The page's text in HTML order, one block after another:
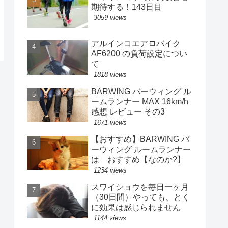
期待する！143日目
3059 views
アルインコエアロバイク
AF6200 の負荷設定につい
て
1818 views
BARWING バーウィング ル
ームランナー MAX 16km/h
感想 レビュー その3
1671 views
【おすすめ】BARWING バ
ーウィング ルームランナー
は おすすめ【なのか?】
1234 views
スワイショウを毎日一ヶ月
（30日間）やっても、とく
に効果は感じられません
1144 views